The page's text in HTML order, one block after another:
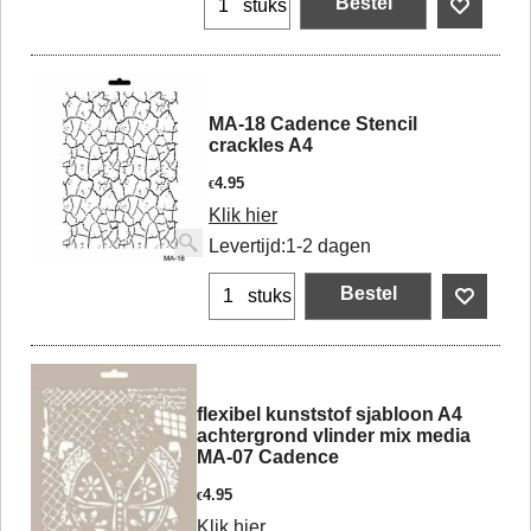
stuks
MA-18 Cadence Stencil
crackles A4
€4.95
Klik hier
Levertijd:1-2 dagen
stuks Bestel
flexibel kunststof sjabloon A4
achtergrond vlinder mix media
MA-07 Cadence
€4.95
Klik hier